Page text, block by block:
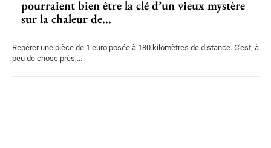
pourraient bien être la clé d’un vieux mystère
sur la chaleur de...
Repérer une pièce de 1 euro posée à 180 kilomètres de distance. C'est, à
peu de chose près,...